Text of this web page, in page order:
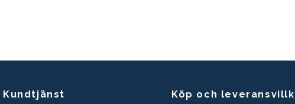
Kundtjänst Köp och